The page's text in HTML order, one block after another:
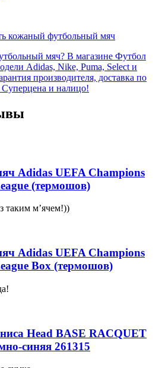
мяч? В магазине Футбол
Adidas, Nike, Puma, Select и
производителя, доставка по
Суперцена и налицо!
Adidas UEFA Champions
(термошов)
таким мʼячем!))
Adidas UEFA Champions
Box (термошов)
Head BASE RACQUET
синяя 261315